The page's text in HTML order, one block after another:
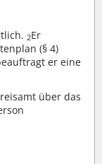
2Er
(§ 4)
er eine
über das